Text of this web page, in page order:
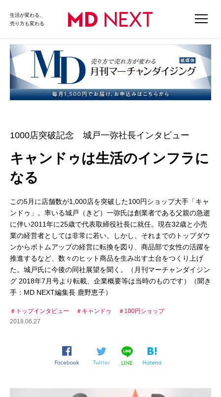
生活が変わる、
売り方も変わる
1000店突破記念 城戸一弥社長インタビュー
キャンドゥは生活のインフラに
なる
この5月に店舗数が1,000店を突破した100円ショップ大手「キャ
ンドゥ」。率いる城戸（きど）一弥氏は創業者である父親の急逝
に伴い2011年に25歳で代表取締役社長に就任。現在32歳と小売
業の経営者としては非常に若い。しかし、それまでのトップダウ
ンからボトムアップの経営に転換を図り、商品部で女性の活躍を
推進するなど、数々のヒット商品を生み出す土台をつくり上げ
た。城戸氏に今後の同社展望を聞く。（月刊マーチャンダイジン
グ 2018年7月号より転載、企業概要等は当時のものです）（聞き
手：MD NEXT編集長 鹿野恵子）
トップインタビュー キャンドゥ
100円ショップ
2018.06.27